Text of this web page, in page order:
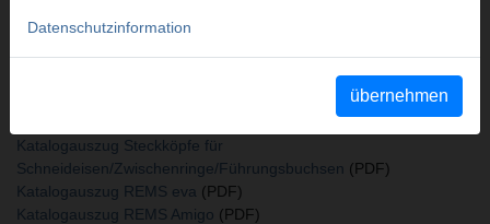
Schneideisen im Steckkopf mit Stiftschraube.
Katalogauszug Steckköpfe für
Schneideisen/Zwischenringe/Führungsbuchsen (PDF)
Katalogauszug REMS eva (PDF)
Katalogauszug REMS Amigo (PDF)
Datenschutzinformation
übernehmen